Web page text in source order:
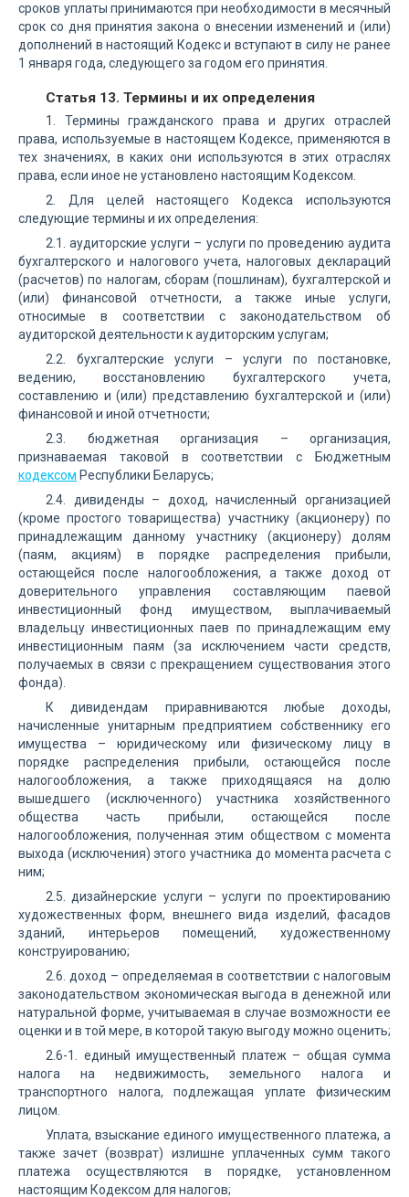
сроков уплаты принимаются при необходимости в месячный
срок со дня принятия закона о внесении изменений и (или)
дополнений в настоящий Кодекс и вступают в силу не ранее
1 января года, следующего за годом его принятия.
Статья 13. Термины и их определения
1. Термины гражданского права и других отраслей
права, используемые в настоящем Кодексе, применяются в
тех значениях, в каких они используются в этих отраслях
права, если иное не установлено настоящим Кодексом.
2. Для целей настоящего Кодекса используются
следующие термины и их определения:
2.1. аудиторские услуги – услуги по проведению аудита
бухгалтерского и налогового учета, налоговых деклараций
(расчетов) по налогам, сборам (пошлинам), бухгалтерской и
(или) финансовой отчетности, а также иные услуги,
относимые в соответствии с законодательством об
аудиторской деятельности к аудиторским услугам;
2.2. бухгалтерские услуги – услуги по постановке,
ведению, восстановлению бухгалтерского учета,
составлению и (или) представлению бухгалтерской и (или)
финансовой и иной отчетности;
2.3. бюджетная организация – организация,
признаваемая таковой в соответствии с Бюджетным
кодексом Республики Беларусь;
2.4. дивиденды – доход, начисленный организацией
(кроме простого товарищества) участнику (акционеру) по
принадлежащим данному участнику (акционеру) долям
(паям, акциям) в порядке распределения прибыли,
остающейся после налогообложения, а также доход от
доверительного управления составляющим паевой
инвестиционный фонд имуществом, выплачиваемый
владельцу инвестиционных паев по принадлежащим ему
инвестиционным паям (за исключением части средств,
получаемых в связи с прекращением существования этого
фонда).
К дивидендам приравниваются любые доходы,
начисленные унитарным предприятием собственнику его
имущества – юридическому или физическому лицу в
порядке распределения прибыли, остающейся после
налогообложения, а также приходящаяся на долю
вышедшего (исключенного) участника хозяйственного
общества часть прибыли, остающейся после
налогообложения, полученная этим обществом с момента
выхода (исключения) этого участника до момента расчета с
ним;
2.5. дизайнерские услуги – услуги по проектированию
художественных форм, внешнего вида изделий, фасадов
зданий, интерьеров помещений, художественному
конструированию;
2.6. доход – определяемая в соответствии с налоговым
законодательством экономическая выгода в денежной или
натуральной форме, учитываемая в случае возможности ее
оценки и в той мере, в которой такую выгоду можно оценить;
2.6-1. единый имущественный платеж – общая сумма
налога на недвижимость, земельного налога и
транспортного налога, подлежащая уплате физическим
лицом.
Уплата, взыскание единого имущественного платежа, а
также зачет (возврат) излишне уплаченных сумм такого
платежа осуществляются в порядке, установленном
настоящим Кодексом для налогов;